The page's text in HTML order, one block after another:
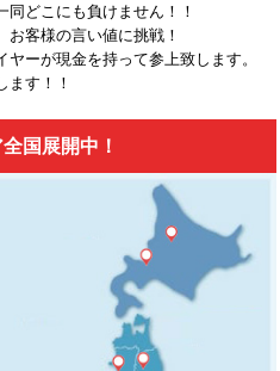
どこにも負けません！！
客様の言い値に挑戦！
ーが現金を持って参上致します。
ます！！
国展開中！